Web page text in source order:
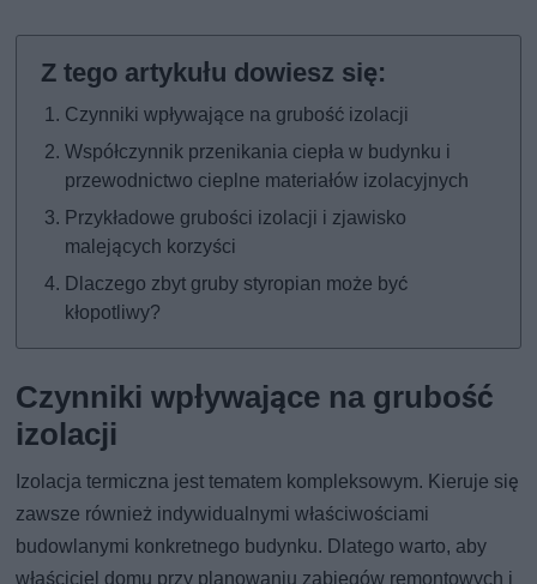
Czynniki wpływające na grubość izolacji
Współczynnik przenikania ciepła w budynku i
przewodnictwo cieplne materiałów izolacyjnych
Przykładowe grubości izolacji i zjawisko
malejących korzyści
Dlaczego zbyt gruby styropian może być
kłopotliwy?
Czynniki wpływające na grubość
izolacji
Izolacja termiczna jest tematem kompleksowym. Kieruje się
zawsze również indywidualnymi właściwościami
budowlanymi konkretnego budynku. Dlatego warto, aby
właściciel domu przy planowaniu zabiegów remontowych i